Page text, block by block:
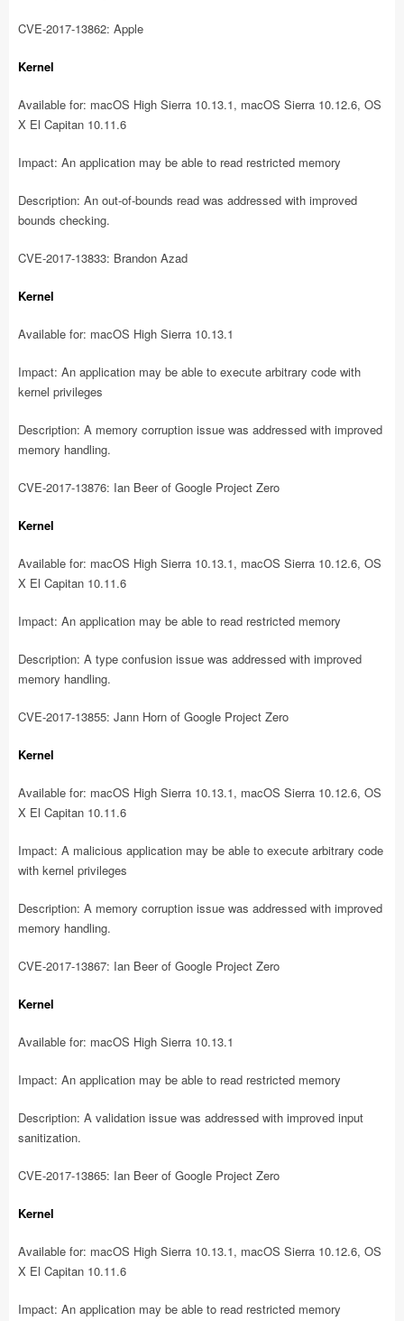
CVE-2017-13862: Apple
Kernel
Available for: macOS High Sierra 10.13.1, macOS Sierra 10.12.6, OS
X El Capitan 10.11.6
Impact: An application may be able to read restricted memory
Description: An out-of-bounds read was addressed with improved
bounds checking.
CVE-2017-13833: Brandon Azad
Kernel
Available for: macOS High Sierra 10.13.1
Impact: An application may be able to execute arbitrary code with
kernel privileges
Description: A memory corruption issue was addressed with improved
memory handling.
CVE-2017-13876: Ian Beer of Google Project Zero
Kernel
Available for: macOS High Sierra 10.13.1, macOS Sierra 10.12.6, OS
X El Capitan 10.11.6
Impact: An application may be able to read restricted memory
Description: A type confusion issue was addressed with improved
memory handling.
CVE-2017-13855: Jann Horn of Google Project Zero
Kernel
Available for: macOS High Sierra 10.13.1, macOS Sierra 10.12.6, OS
X El Capitan 10.11.6
Impact: A malicious application may be able to execute arbitrary code
with kernel privileges
Description: A memory corruption issue was addressed with improved
memory handling.
CVE-2017-13867: Ian Beer of Google Project Zero
Kernel
Available for: macOS High Sierra 10.13.1
Impact: An application may be able to read restricted memory
Description: A validation issue was addressed with improved input
sanitization.
CVE-2017-13865: Ian Beer of Google Project Zero
Kernel
Available for: macOS High Sierra 10.13.1, macOS Sierra 10.12.6, OS
X El Capitan 10.11.6
Impact: An application may be able to read restricted memory